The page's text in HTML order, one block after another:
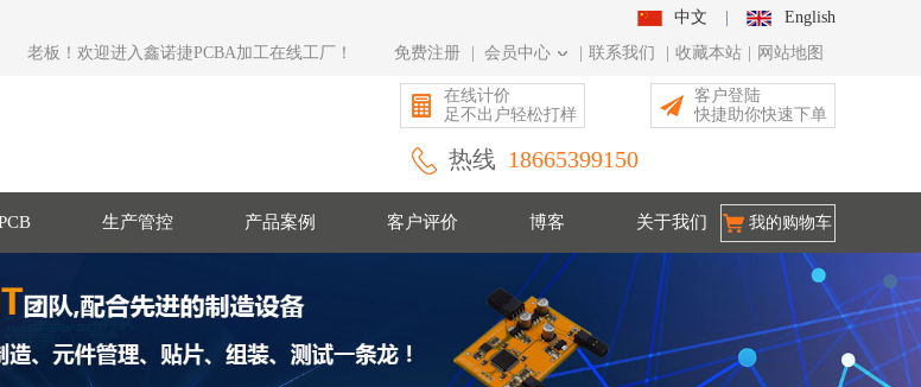
中文
English
老板！欢迎进入鑫诺捷PCBA加工在线工厂！
免费注册 会员中心 联系我们 收藏本站 网站地图
客户登陆
快捷助你快速下单
在线计价
足不出户轻松打样
热线 18665399150
生产管控 产品案例 客户评价 博客 关于我们 我的购物车